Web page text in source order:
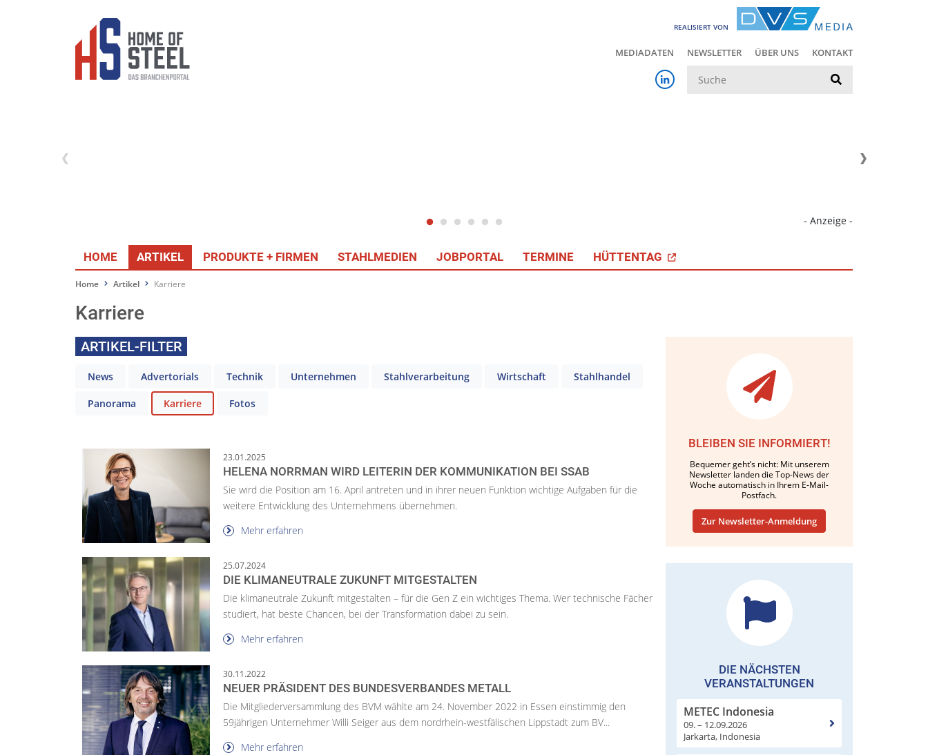
REALISIERT VON
MEDIADATEN NEWSLETTER ÜBER UNS KONTAKT
- Anzeige -
HOME ARTIKEL PRODUKTE + FIRMEN STAHLMEDIEN JOBPORTAL TERMINE HÜTTENTAG
Home Artikel Karriere
Karriere
ARTIKEL-FILTER
News Advertorials Technik Unternehmen Stahlverarbeitung Wirtschaft Stahlhandel
Panorama Karriere Fotos
23.01.2025
HELENA NORRMAN WIRD LEITERIN DER KOMMUNIKATION BEI SSAB
Sie wird die Position am 16. April antreten und in ihrer neuen Funktion wichtige Aufgaben für die
weitere Entwicklung des Unternehmens übernehmen.
Mehr erfahren
25.07.2024
DIE KLIMANEUTRALE ZUKUNFT MITGESTALTEN
Die klimaneutrale Zukunft mitgestalten – für die Gen Z ein wichtiges Thema. Wer technische Fächer
studiert, hat beste Chancen, bei der Transformation dabei zu sein.
Mehr erfahren
30.11.2022
NEUER PRÄSIDENT DES BUNDESVERBANDES METALL
Die Mitgliederversammlung des BVM wählte am 24. November 2022 in Essen einstimmig den
59jährigen Unternehmer Willi Seiger aus dem nordrhein-westfälischen Lippstadt zum BV...
Mehr erfahren
BLEIBEN SIE INFORMIERT!
Bequemer geht’s nicht: Mit unserem
Newsletter landen die Top-News der
Woche automatisch in Ihrem E-Mail-
Postfach.
Zur Newsletter-Anmeldung
DIE NÄCHSTEN
VERANSTALTUNGEN
METEC Indonesia
09. – 12.09.2026
Jarkarta, Indonesia